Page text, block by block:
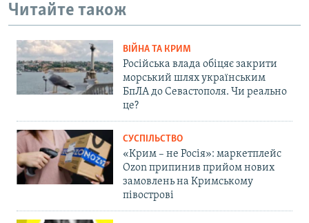
Читайте також
ВІЙНА ТА КРИМ
Російська влада обіцяє закрити
морський шлях українським
БпЛА до Севастополя. Чи реально
це?
СУСПІЛЬСТВО
«Крим – не Росія»: маркетплейс
Ozon припинив прийом нових
замовлень на Кримському
півострові